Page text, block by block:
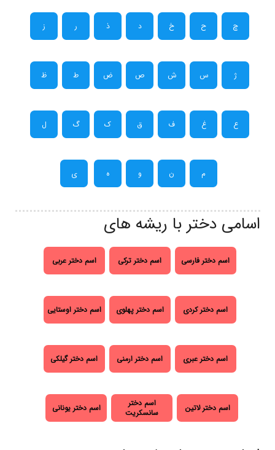
چ ح خ د ذ ر ز
ژ س ش ص ض ط ظ
ع غ ف ق ک گ ل
م ن و ه ی
اسامی دختر با ریشه های
اسم دختر فارسی اسم دختر ترکی اسم دختر عربی
اسم دختر کردی اسم دختر پهلوی اسم دختر اوستایی
اسم دختر عبری اسم دختر ارمنی اسم دختر گیلکی
اسم دختر لاتین
اسم دختر
سانسکریت
اسم دختر یونانی